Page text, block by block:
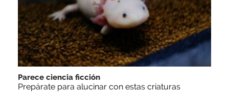
Parece ciencia ficción
Prepárate para alucinar con estas criaturas